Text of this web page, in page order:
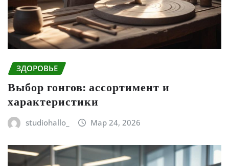
ЗДОРОВЬЕ
Выбор гонгов: ассортимент и
характеристики
studiohallo_ Мар 24, 2026